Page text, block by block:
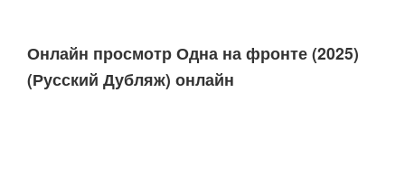
본문
Онлайн просмотр Одна на фронте (2025)
(Русский Дубляж) онлайн